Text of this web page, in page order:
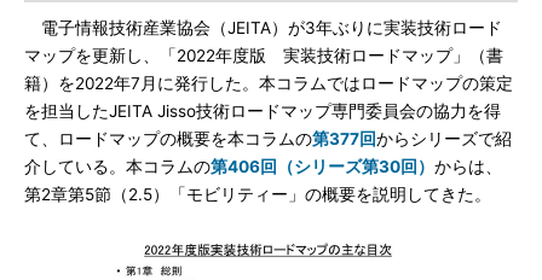
電子情報技術産業協会（JEITA）が3年ぶりに実装技術ロード
マップを更新し、「2022年度版 実装技術ロードマップ」（書
籍）を2022年7月に発行した。本コラムではロードマップの策定
を担当したJEITA Jisso技術ロードマップ専門委員会の協力を得
て、ロードマップの概要を本コラムの第377回からシリーズで紹
介している。本コラムの第406回（シリーズ第30回） からは、
第2章第5節（2.5）「モビリティー」の概要を説明してきた。